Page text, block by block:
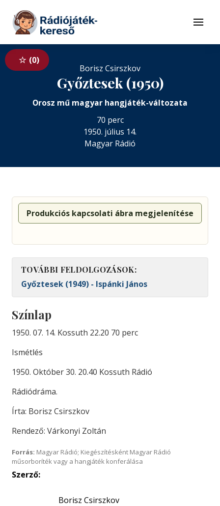
Tovább a tartalomhoz
Menü
0
Borisz Csirszkov
Győztesek (1950)
Orosz mű magyar hangjáték-változata
70 perc
1950. július 14.
Magyar Rádió
Produkciós kapcsolati ábra megjelenítése
TOVÁBBI FELDOLGOZÁSOK:
Győztesek (1949) - Ispánki János
Színlap
1950. 07. 14. Kossuth 22.20 70 perc
Ismétlés
1950. Október 30. 20.40 Kossuth Rádió
Rádiódráma.
Írta: Borisz Csirszkov
Rendező: Várkonyi Zoltán
Forrás: Magyar Rádió; Kiegészítésként Magyar Rádió
műsorboríték vagy a hangjáték konferálása
Szerző:
Borisz Csirszkov